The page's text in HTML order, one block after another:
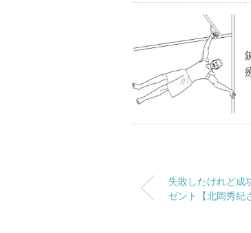
失敗したけれど成
ゼント【北岡秀紀